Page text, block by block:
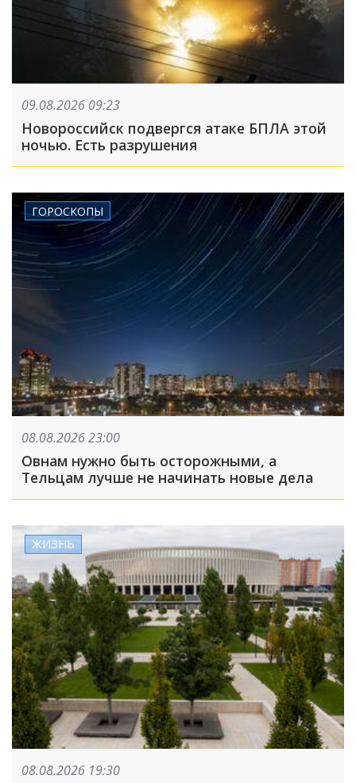
09.08.2026 09:23
Новороссийск подвергся атаке БПЛА этой
ночью. Есть разрушения
ГОРОСКОПЫ
08.08.2026 23:00
Овнам нужно быть осторожными, а
Тельцам лучше не начинать новые дела
ЖИЗНЬ
08.08.2026 19:30